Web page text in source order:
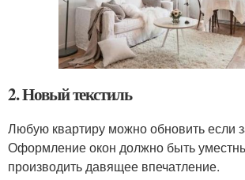
2. Новый текстиль
Любую квартиру можно обновить если
Оформление окон должно быть
производить давящее впечатление.